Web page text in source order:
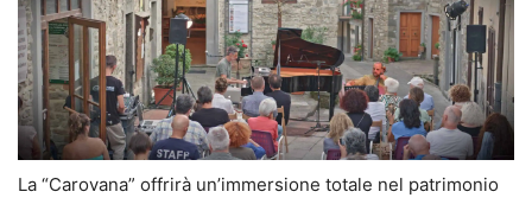
La “Carovana” offrirà un’immersione totale nel patrimonio